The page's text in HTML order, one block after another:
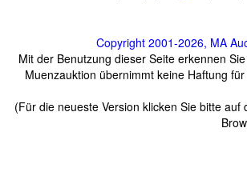
Copyright 2001-2026, MA
Mit der Benutzung dieser Seite erkennen
Muenzauktion übernimmt keine Haftung
(Für die neueste Version klicken Sie bitte